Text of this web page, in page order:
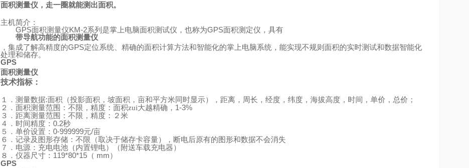
面积测量仪，走一圈就能测出面积。
主机简介：
GPS面积测量仪KM-2系列是掌上电脑面积测试仪，也称为GPS面积测定仪，具有
带导航功能的面积测量仪
，集成了解高精度的GPS定位系统、精确的面积计算方法和智能化的掌上电脑系统，能实现不规则面积的实时测试和数据智能化
处理和储存。
GPS
面积测量仪
技术指标：
１．测量数据:面积（投影面积，坡面积，亩和平方米同时显示），距离，周长，经度，纬度，海拔高度，时间，单价，总价；
２．面积测量范围：不限，精度：面积zui大越精确， 1-3%
３．距离测量范围：不限，精度：２米
４．时间精度： 0.2秒
５．单价设置： 0-999999元/亩
６．记录及图形存储：不限（取决于储存卡容量），断电后原有的图形和数据不会消失
７．电源：充电电池（内置锂电）
（ 附送车载充电器）
８．仪器尺寸： 119*80*15（ mm）
GPS